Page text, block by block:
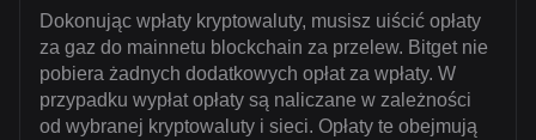
Dokonując wpłaty kryptowaluty, musisz uiścić opłaty
za gaz do mainnetu blockchain za przelew. Bitget nie
pobiera żadnych dodatkowych opłat za wpłaty. W
przypadku wypłat opłaty są naliczane w zależności
od wybranej kryptowaluty i sieci. Opłaty te obejmują